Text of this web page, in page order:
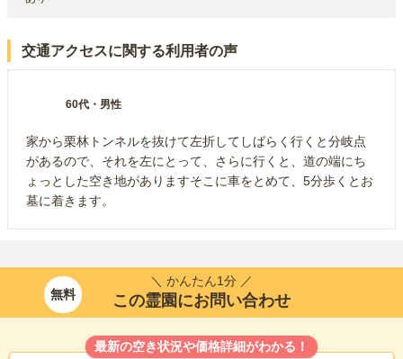
交通アクセスに関する利用者の声
60代 ・ 男性
家から栗林トンネルを抜けて左折してしばらく行くと分岐点
があるので、それを左にとって、さらに行くと、道の端にち
ょっとした空き地がありますそこに車をとめて、5分歩くとお
墓に着きます。
無料
＼ かんたん1分 ／
この霊園にお問い合わせ
最新の空き状況や価格詳細がわかる！